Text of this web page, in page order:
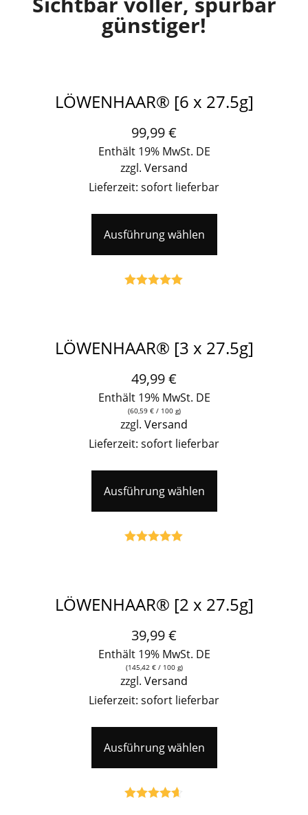
günstiger!
LÖWENHAAR® [6 x 27.5g]
99,99€
Enthält 19% MwSt. DE
zzgl. Versand
Lieferzeit: sofort lieferbar
Ausführung wählen
LÖWENHAAR® [3 x 27.5g]
49,99€
Enthält 19% MwSt. DE
(60,59 €/ 100 g)
zzgl. Versand
Lieferzeit: sofort lieferbar
Ausführung wählen
LÖWENHAAR® [2 x 27.5g]
39,99€
Enthält 19% MwSt. DE
(145,42 €/ 100 g)
zzgl. Versand
Lieferzeit: sofort lieferbar
Ausführung wählen